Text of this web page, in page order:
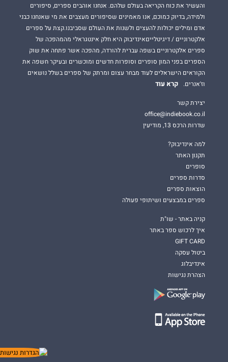
והעשיר את כוח הקריאה בעולם שלהם. אנחנו אוהבים ספרים, סיפורים
ולמידה, בדיוק כמוכם, אנו מאמינים שסיפורים מעצבים את מי שאנחנו כבני
אדם ומילים יכולות להעצים ולשנות את העולם שסביבנו.קצת על ספרים
אלקטרוניים / דיגיטלייםאינדיבוק היא חלק אינטגראלי מהמהפכה של
ספרים אלקטרוניים בשפה עברית להורדה, מהפכה אשר פתחה את שוק
הספרים בפני המון סופרים וסופרות חדשים ומוכשרים ובעיקר חשפה את
הקוראים הישראלים לעוד מבחר עצום ומרתק של ספרים בשלל נושאים
וז'אנרים.
קרא עוד
יצירת קשר
office@indiebook.co.il
שדרות הרכס 13, מודיעין
למה אינדיבוק?
תקנון האתר
סופרים
סדרות ספרים
הוצאות ספרים
ספרים במבצעים ושיתופי פעולה
קניה באתר - שו"ת
איך לרכוש ספר באתר
GIFT CARD
ביטול עסקה
אינדיבלוג
הצהרת נגישות